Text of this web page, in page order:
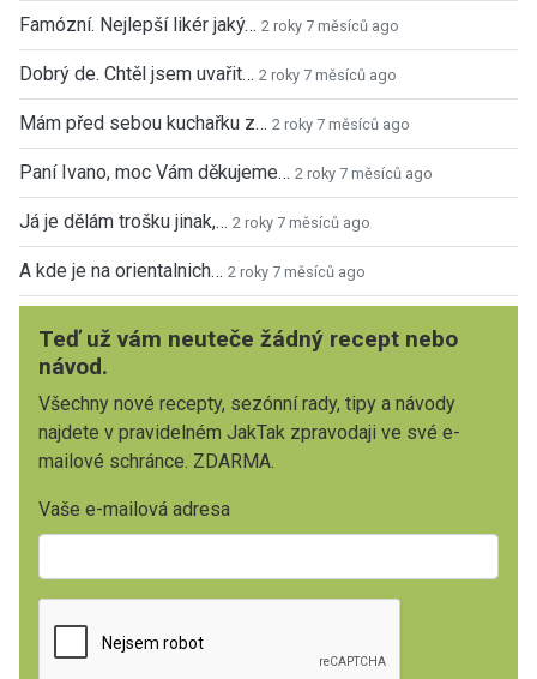
Famózní. Nejlepší likér jaký… 2 roky 7 měsíců ago
Dobrý de. Chtěl jsem uvařit… 2 roky 7 měsíců ago
Mám před sebou kuchařku z… 2 roky 7 měsíců ago
Paní Ivano, moc Vám děkujeme… 2 roky 7 měsíců ago
Já je dělám trošku jinak,… 2 roky 7 měsíců ago
A kde je na orientalnich… 2 roky 7 měsíců ago
Teď už vám neuteče žádný recept nebo
návod.
Všechny nové recepty, sezónní rady, tipy a návody
najdete v pravidelném JakTak zpravodaji ve své e-
mailové schránce. ZDARMA.
Vaše e-mailová adresa